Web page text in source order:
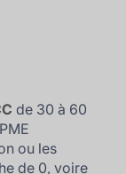
de 30 à 60
ou les
de 0, voire